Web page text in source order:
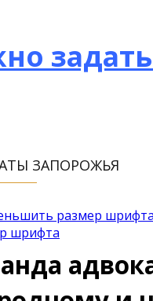
ЗАПОРОЖЬЯ
размер